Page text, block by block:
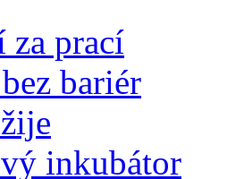
za prací
bariér
inkubátor